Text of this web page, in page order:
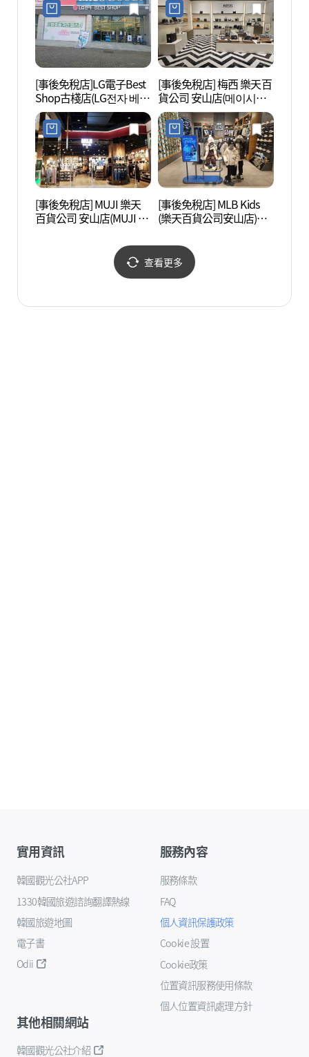
[事後免稅店]LG電子Best
Shop古棧店(LG전자 베스
트샵 고잔점)
[事後免稅店] 梅西 樂天百
貨公司 安山店(메이시스
롯데백화점 안산점)
[事後免稅店] MUJI 樂天
百貨公司 安山店(MUJI 롯
[事後免稅店] MLB Kids
(樂天百貨公司安山店)
산점)
查看更多
實用資訊
韓國觀光公社APP
1330韓國旅遊諮詢翻譯熱線
韓國旅遊地圖
電子書
Odii
服務內容
服務條款
FAQ
個人資訊保護政策
Cookie 設置
Cookie政策
位置資訊服務使用條款
個人位置資訊處理方針
其他相關網站
韓國觀光公社介紹